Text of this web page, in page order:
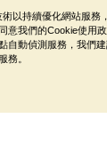
以持續優化網站服務
意我們的Cookie使用政
自動偵測服務，我們
務。